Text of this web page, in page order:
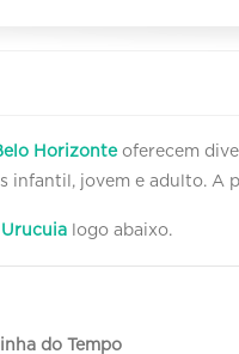
Horizonteoferecem
infantil, jovem e adulto. A
logo abaixo.
do Tempo